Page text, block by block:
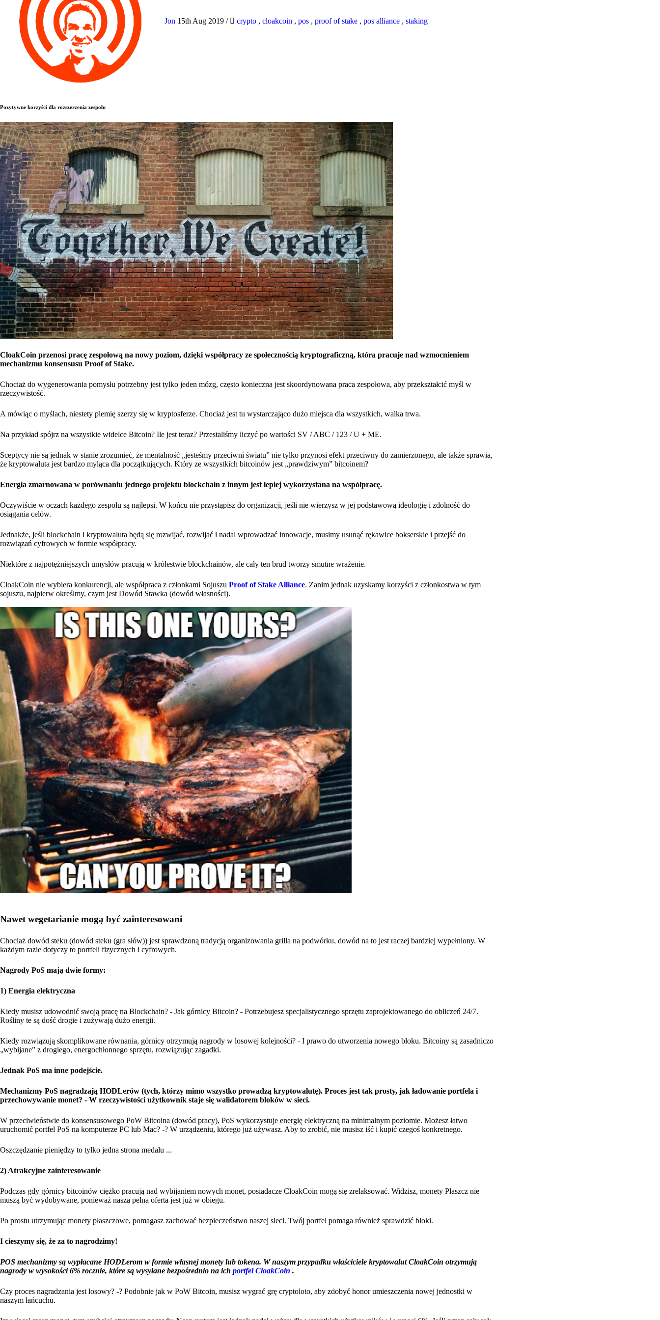
Jon 15th Aug 2019 / crypto , cloakcoin , pos , proof of stake , pos alliance , staking
Pozytywne korzyści dla rozszerzenia zespołu
CloakCoin przenosi pracę zespołową na nowy poziom, dzięki współpracy ze społecznością kryptograficzną, która pracuje nad wzmocnieniem
mechanizmu konsensusu Proof of Stake.
Chociaż do wygenerowania pomysłu potrzebny jest tylko jeden mózg, często konieczna jest skoordynowana praca zespołowa, aby przekształcić myśl w
rzeczywistość.
A mówiąc o myślach, niestety plemię szerzy się w kryptosferze. Chociaż jest tu wystarczająco dużo miejsca dla wszystkich, walka trwa.
Na przykład spójrz na wszystkie widelce Bitcoin? Ile jest teraz? Przestaliśmy liczyć po wartości SV / ABC / 123 / U + ME.
Sceptycy nie są jednak w stanie zrozumieć, że mentalność „jesteśmy przeciwni światu” nie tylko przynosi efekt przeciwny do zamierzonego, ale także sprawia,
że kryptowaluta jest bardzo myląca dla początkujących. Który ze wszystkich bitcoinów jest „prawdziwym” bitcoinem?
Energia zmarnowana w porównaniu jednego projektu blockchain z innym jest lepiej wykorzystana na współpracę.
Oczywiście w oczach każdego zespołu są najlepsi. W końcu nie przystąpisz do organizacji, jeśli nie wierzysz w jej podstawową ideologię i zdolność do
osiągania celów.
Jednakże, jeśli blockchain i kryptowaluta będą się rozwijać, rozwijać i nadal wprowadzać innowacje, musimy usunąć rękawice bokserskie i przejść do
rozwiązań cyfrowych w formie współpracy.
Niektóre z najpotężniejszych umysłów pracują w królestwie blockchainów, ale cały ten brud tworzy smutne wrażenie.
CloakCoin nie wybiera konkurencji, ale współpraca z członkami Sojuszu Proof of Stake Alliance. Zanim jednak uzyskamy korzyści z członkostwa w tym
sojuszu, najpierw określmy, czym jest Dowód Stawka (dowód własności).
Nawet wegetarianie mogą być zainteresowani
Chociaż dowód steku (dowód steku (gra słów)) jest sprawdzoną tradycją organizowania grilla na podwórku, dowód na to jest raczej bardziej wypełniony. W
każdym razie dotyczy to portfeli fizycznych i cyfrowych.
Nagrody PoS mają dwie formy:
1) Energia elektryczna
Kiedy musisz udowodnić swoją pracę na Blockchain? - Jak górnicy Bitcoin? - Potrzebujesz specjalistycznego sprzętu zaprojektowanego do obliczeń 24/7.
Rośliny te są dość drogie i zużywają dużo energii.
Kiedy rozwiązują skomplikowane równania, górnicy otrzymują nagrody w losowej kolejności? - I prawo do utworzenia nowego bloku. Bitcoiny są zasadniczo
„wybijane” z drogiego, energochłonnego sprzętu, rozwiązując zagadki.
Jednak PoS ma inne podejście.
Mechanizmy PoS nagradzają HODLerów (tych, którzy mimo wszystko prowadzą kryptowalutę). Proces jest tak prosty, jak ładowanie portfela i
przechowywanie monet? - W rzeczywistości użytkownik staje się walidatorem bloków w sieci.
W przeciwieństwie do konsensusowego PoW Bitcoina (dowód pracy), PoS wykorzystuje energię elektryczną na minimalnym poziomie. Możesz łatwo
uruchomić portfel PoS na komputerze PC lub Mac? -? W urządzeniu, którego już używasz. Aby to zrobić, nie musisz iść i kupić czegoś konkretnego.
Oszczędzanie pieniędzy to tylko jedna strona medalu ...
2) Atrakcyjne zainteresowanie
Podczas gdy górnicy bitcoinów ciężko pracują nad wybijaniem nowych monet, posiadacze CloakCoin mogą się zrelaksować. Widzisz, monety Płaszcz nie
muszą być wydobywane, ponieważ nasza pełna oferta jest już w obiegu.
Po prostu utrzymując monety płaszczowe, pomagasz zachować bezpieczeństwo naszej sieci. Twój portfel pomaga również sprawdzić bloki.
I cieszymy się, że za to nagrodzimy!
POS mechanizmy są wypłacane HODLerom w formie własnej monety lub tokena. W naszym przypadku właściciele kryptowalut CloakCoin otrzymują
nagrody w wysokości 6% rocznie, które są wysyłane bezpośrednio na ich portfel CloakCoin .
Czy proces nagradzania jest losowy? -? Podobnie jak w PoW Bitcoin, musisz wygrać grę cryptoloto, aby zdobyć honor umieszczenia nowej jednostki w
naszym łańcuchu.